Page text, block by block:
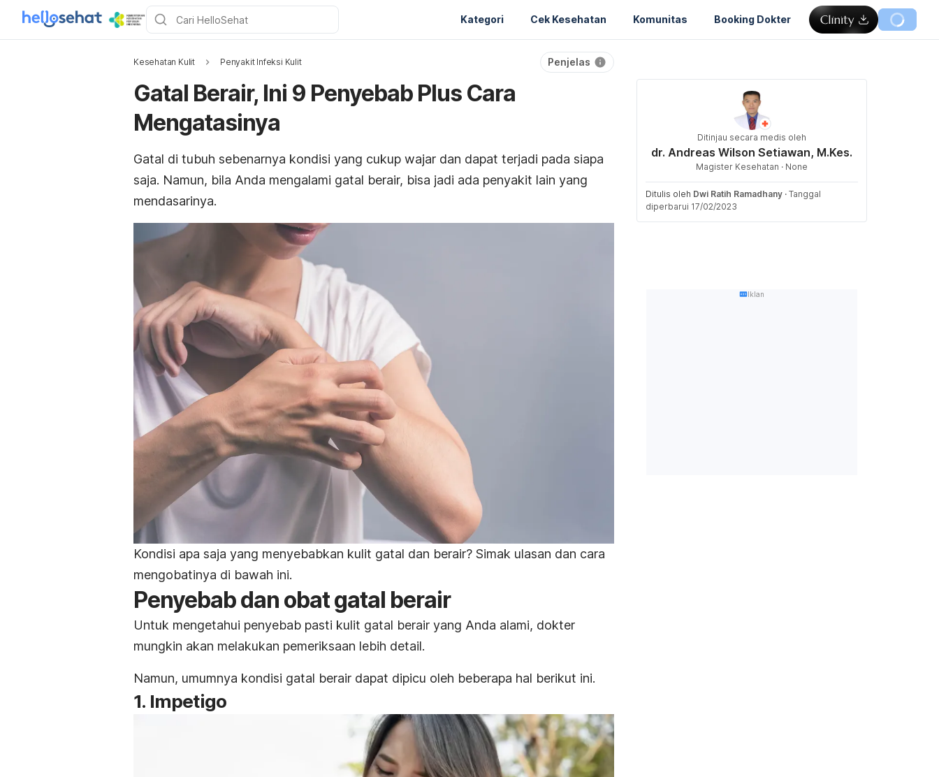
Kategori Cek Kesehatan Komunitas Booking Dokter
Kesehatan Kulit Penyakit Infeksi Kulit Penjelas
Gatal Berair, Ini 9 Penyebab Plus Cara
Mengatasinya
Gatal di tubuh sebenarnya kondisi yang cukup wajar dan dapat terjadi pada siapa
saja. Namun, bila Anda mengalami gatal berair, bisa jadi ada penyakit lain yang
mendasarinya.
Kondisi apa saja yang menyebabkan kulit gatal dan berair? Simak ulasan dan cara
mengobatinya di bawah ini.
Penyebab dan obat gatal berair
Untuk mengetahui penyebab pasti kulit gatal berair yang Anda alami, dokter
mungkin akan melakukan pemeriksaan lebih detail.
Namun, umumnya kondisi gatal berair dapat dipicu oleh beberapa hal berikut ini.
1. Impetigo
Ditinjau secara medis oleh
dr. Andreas Wilson Setiawan, M.Kes.
Magister Kesehatan · None
Ditulis oleh Dwi Ratih Ramadhany · Tanggal
diperbarui 17/02/2023
Iklan